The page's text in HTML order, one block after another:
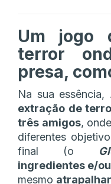
Um jogo
terror
presa,
Na sua essência,
extração de
três amigos,
diferentes
final (o
ingredientes e/
mesmo